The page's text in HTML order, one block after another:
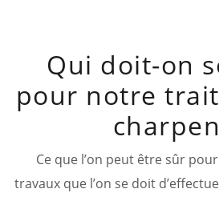
Qui doit-on
pour notre
Ce que l’on peut être sûr
travaux que l’on se doit